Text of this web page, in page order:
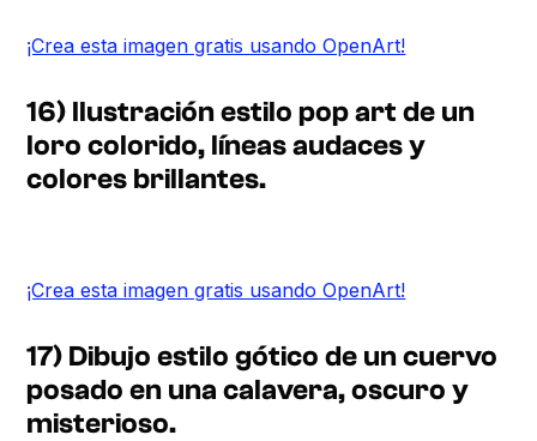
¡Crea esta imagen gratis usando OpenArt!
16) Ilustración estilo pop art de un
loro colorido, líneas audaces y
colores brillantes.
¡Crea esta imagen gratis usando OpenArt!
17) Dibujo estilo gótico de un cuervo
posado en una calavera, oscuro y
misterioso.